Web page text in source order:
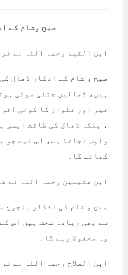
صبح وشام کے
ابن القیم رحمہ اللہ نے
صبح و شام کے اذکار ڈھال
ہیں، ڈھالیں جتنی موٹی
تیر اور تلوار کا کوئی
، بلکہ ڈھال کی طاقت ایسی
واپس آجاتا ہے، اس لیے جو
کھائے گا۔
ابن عثیمین رحمہ اللہ نے
صبح و شام کی اذکار یاجوج
سے بھی زیادہ سخت ہیں اس
وہ محفوظ رہے گا۔
ابن الصلاح رحمہ اللہ نے